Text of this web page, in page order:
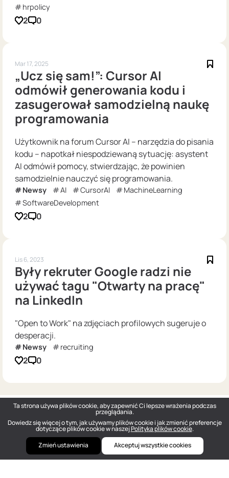
hrpolicy
2 0
Mar 17, 2025
„Ucz się sam!”: Cursor AI
odmówił generowania kodu i
zasugerował samodzielną naukę
programowania
Użytkownik na forum Cursor AI – narzędzia do pisania
kodu – napotkał niespodziewaną sytuację: asystent
AI odmówił pomocy, stwierdzając, że powinien
samodzielnie nauczyć się programowania.
Newsy AI CursorAI
MachineLearning
SoftwareDevelopment
2 0
Lis 6, 2023
Były rekruter Google radzi nie
używać tagu "Otwarty na pracę"
na LinkedIn
"Open to Work" na zdjęciach profilowych sugeruje o
desperacji.
Newsy recruiting
2 0
Ta strona używa plików cookie, aby zapewnić Ci lepsze wrażenia podczas
przeglądania.
Dowiedz się więcej o tym, jak używamy plików cookie i jak zmienić preferencje
dotyczące plików cookie w naszejPolityka plików cookie.
Zmień ustawienia
Akceptuj wszystkie cookies